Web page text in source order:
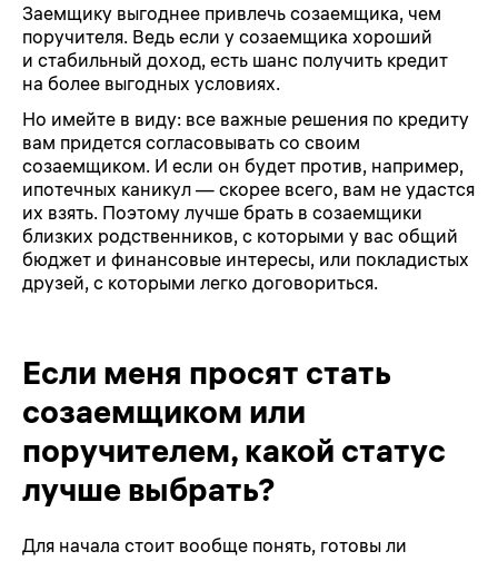
Заемщику выгоднее привлечь созаемщика, чем
поручителя. Ведь если у созаемщика хороший
и стабильный доход, есть шанс получить кредит
на более выгодных условиях.
Но имейте в виду: все важные решения по кредиту
вам придется согласовывать со своим
созаемщиком. И если он будет против, например,
ипотечных каникул — скорее всего, вам не удастся
их взять. Поэтому лучше брать в созаемщики
близких родственников, с которыми у вас общий
бюджет и финансовые интересы, или покладистых
друзей, с которыми легко договориться.
Если меня просят стать
созаемщиком или
поручителем, какой статус
лучше выбрать?
Для начала стоит вообще понять, готовы ли